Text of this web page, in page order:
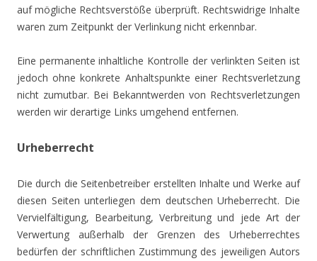
auf mögliche Rechtsverstöße überprüft. Rechtswidrige Inhalte
waren zum Zeitpunkt der Verlinkung nicht erkennbar.
Eine permanente inhaltliche Kontrolle der verlinkten Seiten ist
jedoch ohne konkrete Anhaltspunkte einer Rechtsverletzung
nicht zumutbar. Bei Bekanntwerden von Rechtsverletzungen
werden wir derartige Links umgehend entfernen.
Urheberrecht
Die durch die Seitenbetreiber erstellten Inhalte und Werke auf
diesen Seiten unterliegen dem deutschen Urheberrecht. Die
Vervielfältigung, Bearbeitung, Verbreitung und jede Art der
Verwertung außerhalb der Grenzen des Urheberrechtes
bedürfen der schriftlichen Zustimmung des jeweiligen Autors